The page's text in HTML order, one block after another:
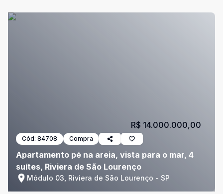
Cód: 84708 Compra
Apartamento pé na areia, vista para o mar, 4
suítes, Riviera de São Lourenço
Módulo 03, Riviera de São Lourenço - SP
R$ 14.000.000,00